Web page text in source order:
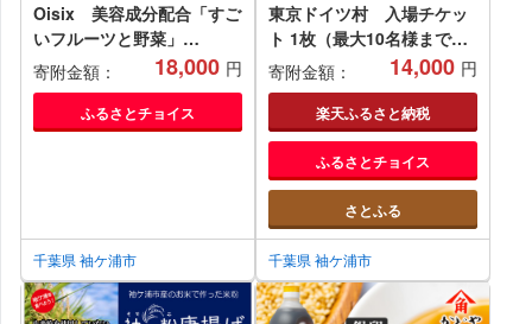
Oisix 美容成分配合「すご
いフルーツと野菜」
125ml×60本
寄附金額： 18,000 円
ふるさとチョイス
千葉県 袖ケ浦市
東京ドイツ村 入場チケッ
ト 1枚（最大10名様まで入
場可）
寄附金額： 14,000 円
楽天ふるさと納税
ふるさとチョイス
さとふる
千葉県 袖ケ浦市